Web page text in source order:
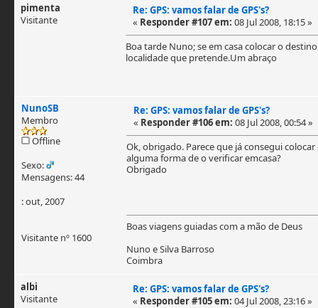
pimenta
Visitante
Re: GPS: vamos falar de GPS's?
« Responder #107 em: 08 Jul 2008, 18:15 »
Boa tarde Nuno; se em casa colocar o
localidade que pretende.Um abraço
NunoSB
Membro
Offline
Sexo:
Mensagens: 44
: out, 2007
Visitante nº 1600
Re: GPS: vamos falar de GPS's?
« Responder #106 em: 08 Jul 2008, 00:54 »
Ok, obrigado. Parece que já consegui
alguma forma de o verificar emcasa?
Obrigado
Boas viagens guiadas com a mão de Deus
Nuno e Silva Barroso
Coimbra
albi
Visitante
Re: GPS: vamos falar de GPS's?
« Responder #105 em: 04 Jul 2008, 23:16 »